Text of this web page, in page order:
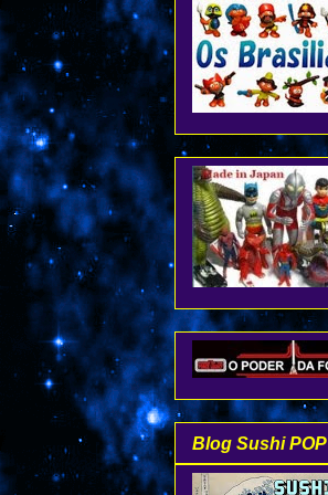
Blog Sushi POP